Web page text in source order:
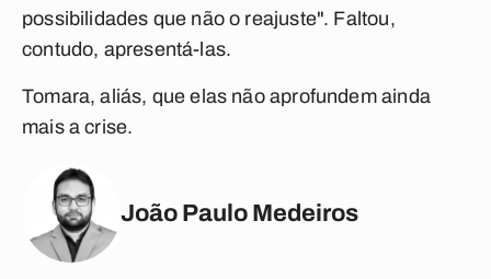
possibilidades que não o reajuste". Faltou,
contudo, apresentá-las.
Tomara, aliás, que elas não aprofundem ainda
mais a crise.
João Paulo Medeiros